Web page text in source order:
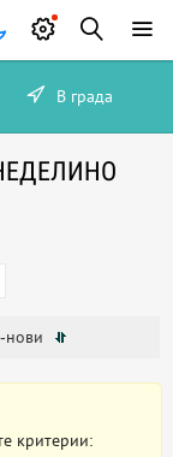
В града
нови
критерии: